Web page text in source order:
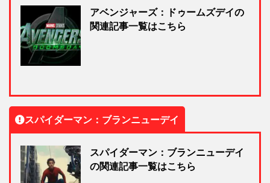
アベンジャーズ：ドゥームズデイの
関連記事一覧はこちら
スパイダーマン：ブランニューデイ
スパイダーマン：ブランニューデイ
の関連記事一覧はこちら